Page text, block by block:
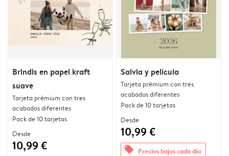
Brindis en papel kraft
suave
Tarjeta prémium con tres
acabados diferentes
Pack de 10 tarjetas
Desde
10,99 €
Salvia y película
Tarjeta prémium con tres
acabados diferentes
Pack de 10 tarjetas
Desde
10,99 €
offers Precios bajos cada día